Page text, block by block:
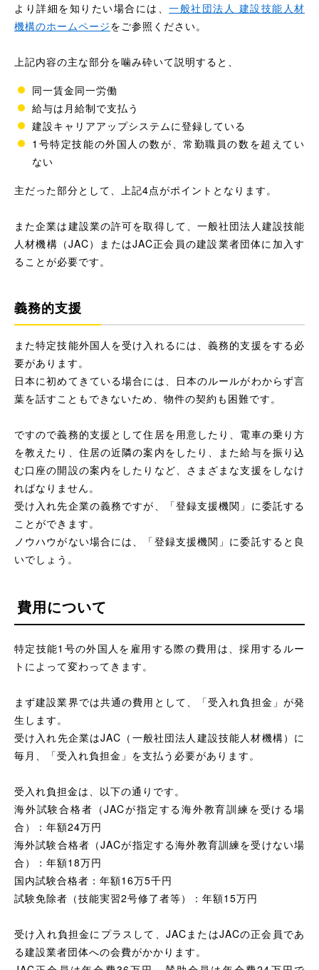
より詳細を知りたい場合には、 一般社団法人 建設技能人材
機構のホームページをご参照ください。
上記内容の主な部分を噛み砕いて説明すると、
同一賃金同一労働
給与は月給制で支払う
建設キャリアアップシステムに登録している
1号特定技能の外国人の数が、常勤職員の数を超えてい
ない
主だった部分として、上記4点がポイントとなります。
また企業は建設業の許可を取得して、一般社団法人建設技能
人材機構（JAC）またはJAC正会員の建設業者団体に加入す
ることが必要です。
義務的支援
また特定技能外国人を受け入れるには、義務的支援をする必
要があります。
日本に初めてきている場合には、日本のルールがわからず言
葉を話すこともできないため、物件の契約も困難です。
ですので義務的支援として住居を用意したり、電車の乗り方
を教えたり、住居の近隣の案内をしたり、また給与を振り込
む口座の開設の案内をしたりなど、さまざまな支援をしなけ
ればなりません。
受け入れ先企業の義務ですが、「登録支援機関」に委託する
ことができます。
ノウハウがない場合には、「登録支援機関」に委託すると良
いでしょう。
費用について
特定技能1号の外国人を雇用する際の費用は、採用するルー
トによって変わってきます。
まず建設業界では共通の費用として、「受入れ負担金」が発
生します。
受け入れ先企業はJAC（一般社団法人建設技能人材機構）に
毎月、「受入れ負担金」を支払う必要があります。
受入れ負担金は、以下の通りです。
海外試験合格者（JACが指定する海外教育訓練を受ける場
合）：年額24万円
海外試験合格者（JACが指定する海外教育訓練を受けない場
合）：年額18万円
国内試験合格者：年額16万5千円
試験免除者（技能実習2号修了者等）：年額15万円
受け入れ負担金にプラスして、JACまたはJACの正会員であ
る建設業者団体への会費がかかります。